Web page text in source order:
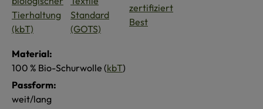
Material:
100 % Bio-Schurwolle (kbT)
Passform:
weit/lang